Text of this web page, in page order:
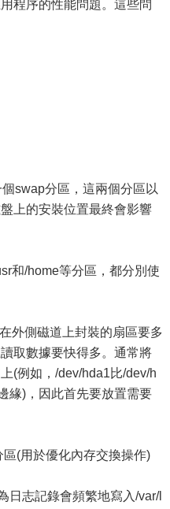
程序的性能問題。這些問
swap分區，這兩個分區以
上的安裝位置最終會影響
/home等分區，都分別使
側磁道上封裝的扇區要多
取數據要快得多。通常將
(例如，/dev/hda1比/dev/h
緣)，因此首先要放置需要
(用於優化內存交換操作)
志記錄會頻繁地寫入/var/l